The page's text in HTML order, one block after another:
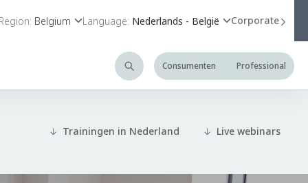
Belgium Language: Nederlands - België Corporate
Consumenten Professional
Trainingen in Nederland Live webinars